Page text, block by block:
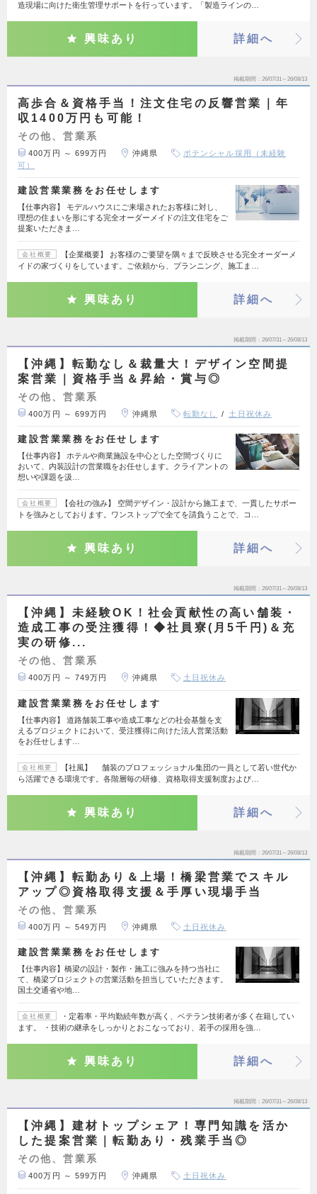
造現場に向けた衛生管理サポートを行っています。「製造ラインの…
興味あり 詳細へ
掲載期間 26/07/31～26/08/13
高歩合＆資格手当！注文住宅の反響営業｜年
収1400万円も可能！
その他、営業系
400万円 ～ 699万円 沖縄県
ポテンシャル採用（未経験
可）
建設営業業務をお任せします
【仕事内容】 モデルハウスにご来場されたお客様に対し、
理想の住まいを形にする完全オーダーメイドの注文住宅をご
提案いただきま…
会社概要
【企業概要】 お客様のご要望を隅々まで反映させる完全オーダーメ
イドの家づくりをしています。ご依頼から、プランニング、施工ま…
興味あり 詳細へ
掲載期間 26/07/31～26/08/13
【沖縄】転勤なし＆裁量大！デザイン空間提
案営業｜資格手当＆昇給・賞与◎
その他、営業系
400万円 ～ 699万円 沖縄県 転勤なし 土日祝休み
建設営業業務をお任せします
【仕事内容】 ホテルや商業施設を中心とした空間づくりに
おいて、内装設計の営業職をお任せします。クライアントの
想いや課題を汲…
会社概要
【会社の強み】 空間デザイン・設計から施工まで、一貫したサポー
トを強みとしております。ワンストップで全てを請負うことで、コ…
興味あり 詳細へ
掲載期間 26/07/31～26/08/13
【沖縄】未経験OK！社会貢献性の高い舗装・
造成工事の受注獲得！◆社員寮(月5千円)＆充
実の研修...
その他、営業系
400万円 ～ 749万円 沖縄県 土日祝休み
建設営業業務をお任せします
【仕事内容】 道路舗装工事や造成工事などの社会基盤を支
えるプロジェクトにおいて、受注獲得に向けた法人営業活動
をお任せします…
会社概要
【社風】 舗装のプロフェッショナル集団の一員として若い世代か
ら活躍できる環境です。各階層毎の研修、資格取得支援制度および…
興味あり 詳細へ
掲載期間 26/07/31～26/08/13
【沖縄】転勤あり＆上場！橋梁営業でスキル
アップ◎資格取得支援＆手厚い現場手当
その他、営業系
400万円 ～ 549万円 沖縄県 土日祝休み
建設営業業務をお任せします
【仕事内容】橋梁の設計・製作・施工に強みを持つ当社に
て、橋梁プロジェクトの営業活動を担当していただきます。
国土交通省や地…
会社概要
・定着率・平均勤続年数が高く、ベテラン技術者が多く在籍してい
ます。 ・技術の継承をしっかりとおこなっており、若手の採用を強…
興味あり 詳細へ
掲載期間 26/07/31～26/08/13
【沖縄】建材トップシェア！専門知識を活か
した提案営業｜転勤あり・残業手当◎
その他、営業系
400万円 ～ 599万円 沖縄県 土日祝休み